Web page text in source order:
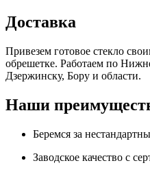
Доставка
Привезем готовое стекло
обрешетке. Работаем по
Дзержинску, Бору и области.
Наши
Беремся за
Заводское качество с